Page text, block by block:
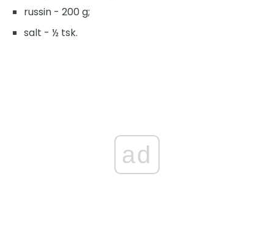
russin - 200 g;
salt - ½ tsk.
ad